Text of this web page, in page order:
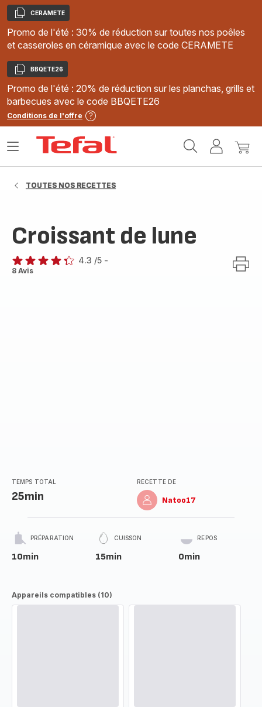
Copier
CERAMETE
Promo de l'été : 30% de réduction sur toutes nos poêles
et casseroles en céramique avec le code CERAMETE
Copier
BBQETE26
Promo de l'été : 20% de réduction sur les planchas, grills et
barbecues avec le code BBQETE26
Conditions de l'offre
MonMon
Ouvrir
TOUTES NOS RECETTES
Croissant de lune
ratings.4.3
4.3 /5 -
8 Avis
TEMPS TOTAL
25min
RECETTE DE
Natoo17
PRÉPARATION
10min
CUISSON
15min
REPOS
0min
Appareils compatibles (10)